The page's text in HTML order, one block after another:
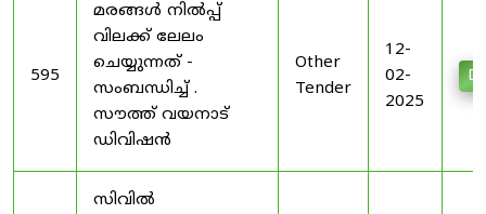
595
മരങ്ങൾ നിൽപ്പ്
വിലക്ക് ലേലം
ചെയ്യുന്നത് -
സംബന്ധിച്ച് .
സൗത്ത് വയനാട്
ഡിവിഷൻ
Other
Tender
12-
02-
2025
സിവിൽ